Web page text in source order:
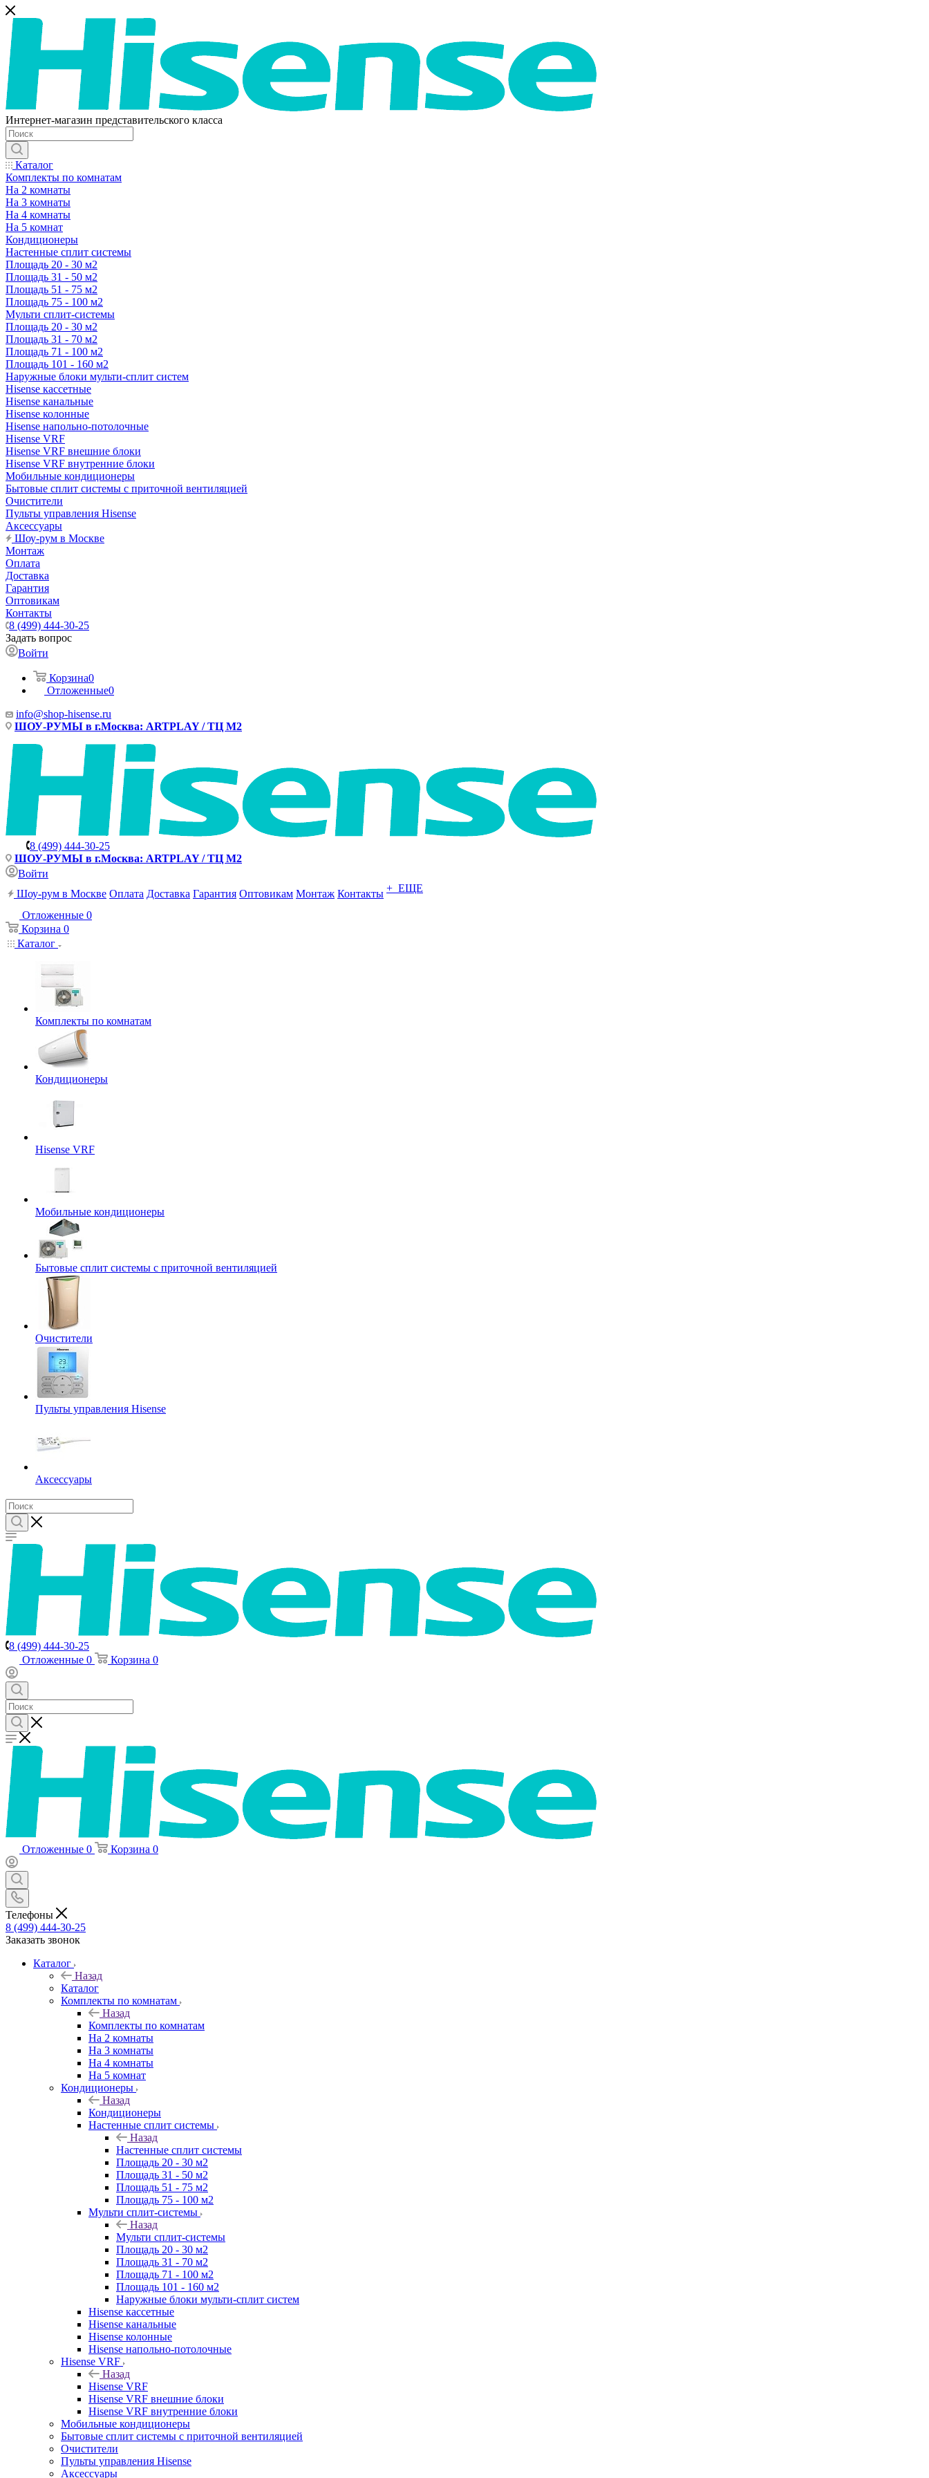
Интернет-магазин представительского класса
Каталог
Комплекты по комнатам
На 2 комнаты
На 3 комнаты
На 4 комнаты
На 5 комнат
Кондиционеры
Настенные сплит системы
Площадь 20 - 30 м2
Площадь 31 - 50 м2
Площадь 51 - 75 м2
Площадь 75 - 100 м2
Мульти сплит-системы
Площадь 20 - 30 м2
Площадь 31 - 70 м2
Площадь 71 - 100 м2
Площадь 101 - 160 м2
Наружные блоки мульти-сплит систем
Hisense кассетные
Hisense канальные
Hisense колонные
Hisense напольно-потолочные
Hisense VRF
Hisense VRF внешние блоки
Hisense VRF внутренние блоки
Мобильные кондиционеры
Бытовые сплит системы с приточной вентиляцией
Очистители
Пульты управления Hisense
Аксессуары
Шоу-рум в Москве
Монтаж
Оплата
Доставка
Гарантия
Оптовикам
Контакты
8 (499) 444-30-25
Задать вопрос
Войти
Корзина0
Отложенные0
info@shop-hisense.ru
ШОУ-РУМЫ в г.Москва: ARTPLAY / ТЦ М2
8 (499) 444-30-25
ШОУ-РУМЫ в г.Москва: ARTPLAY / ТЦ М2
Войти
Шоу-рум в Москве Оплата Доставка Гарантия Оптовикам Монтаж Контакты + ЕЩЕ
Отложенные 0
Корзина 0
Каталог
Комплекты по комнатам
Кондиционеры
Hisense VRF
Мобильные кондиционеры
Бытовые сплит системы с приточной вентиляцией
Очистители
Пульты управления Hisense
Аксессуары
8 (499) 444-30-25
Отложенные 0 Корзина 0
Отложенные 0 Корзина 0
Телефоны
8 (499) 444-30-25
Заказать звонок
Каталог
Назад
Каталог
Комплекты по комнатам
Назад
Комплекты по комнатам
На 2 комнаты
На 3 комнаты
На 4 комнаты
На 5 комнат
Кондиционеры
Назад
Кондиционеры
Настенные сплит системы
Назад
Настенные сплит системы
Площадь 20 - 30 м2
Площадь 31 - 50 м2
Площадь 51 - 75 м2
Площадь 75 - 100 м2
Мульти сплит-системы
Назад
Мульти сплит-системы
Площадь 20 - 30 м2
Площадь 31 - 70 м2
Площадь 71 - 100 м2
Площадь 101 - 160 м2
Наружные блоки мульти-сплит систем
Hisense кассетные
Hisense канальные
Hisense колонные
Hisense напольно-потолочные
Hisense VRF
Назад
Hisense VRF
Hisense VRF внешние блоки
Hisense VRF внутренние блоки
Мобильные кондиционеры
Бытовые сплит системы с приточной вентиляцией
Очистители
Пульты управления Hisense
Аксессуары